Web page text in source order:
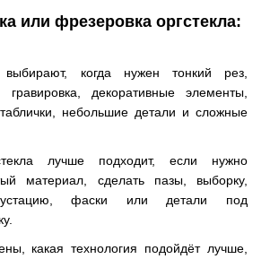
или фрезеровка оргстекла:
когда нужен тонкий рез,
гравировка, декоративные элементы,
небольшие детали и сложные
лучше подходит, если нужно
материал, сделать пазы, выборку,
фаски или детали под
какая технология подойдёт лучше,